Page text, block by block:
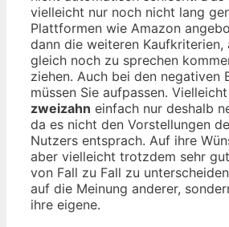
vielleicht nur noch nicht lang
Plattformen wie Amazon
dann die weiteren Kaufkriterien,
gleich noch zu sprechen
ziehen. Auch bei den negativen
müssen Sie aufpassen.
zweizahn einfach nur deshalb
da es nicht den Vorstellungen
Nutzers entsprach. Auf ihre
aber vielleicht trotzdem sehr
von Fall zu Fall zu
auf die Meinung anderer,
ihre eigene.